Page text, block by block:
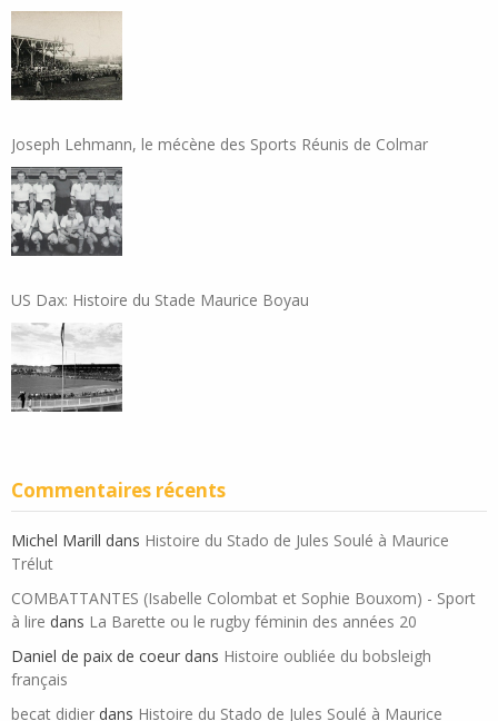
Joseph Lehmann, le mécène des Sports Réunis de Colmar
US Dax: Histoire du Stade Maurice Boyau
Commentaires récents
Michel Marill dans Histoire du Stado de Jules Soulé à Maurice
Trélut
COMBATTANTES (Isabelle Colombat et Sophie Bouxom) - Sport
à lire dans La Barette ou le rugby féminin des années 20
Daniel de paix de coeur dans Histoire oubliée du bobsleigh
français
becat didier dans Histoire du Stado de Jules Soulé à Maurice